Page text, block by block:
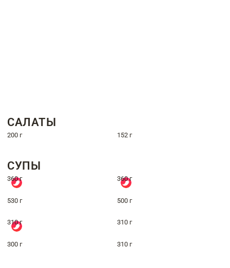
САЛАТЫ
200 г 152 г
СУПЫ
360 г 360 г
530 г 500 г
310 г 310 г
300 г 310 г